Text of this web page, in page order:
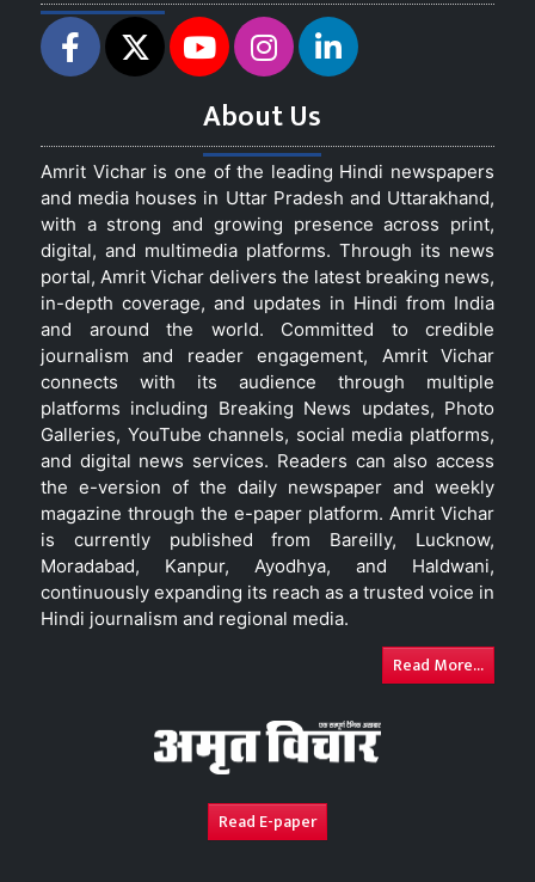
About Us
Amrit Vichar is one of the leading Hindi newspapers
and media houses in Uttar Pradesh and Uttarakhand,
with a strong and growing presence across print,
digital, and multimedia platforms. Through its news
portal, Amrit Vichar delivers the latest breaking news,
in-depth coverage, and updates in Hindi from India
and around the world. Committed to credible
journalism and reader engagement, Amrit Vichar
connects with its audience through multiple
platforms including Breaking News updates, Photo
Galleries, YouTube channels, social media platforms,
and digital news services. Readers can also access
the e-version of the daily newspaper and weekly
magazine through the e-paper platform. Amrit Vichar
is currently published from Bareilly, Lucknow,
Moradabad, Kanpur, Ayodhya, and Haldwani,
continuously expanding its reach as a trusted voice in
Hindi journalism and regional media.
Read More...
Read E-paper